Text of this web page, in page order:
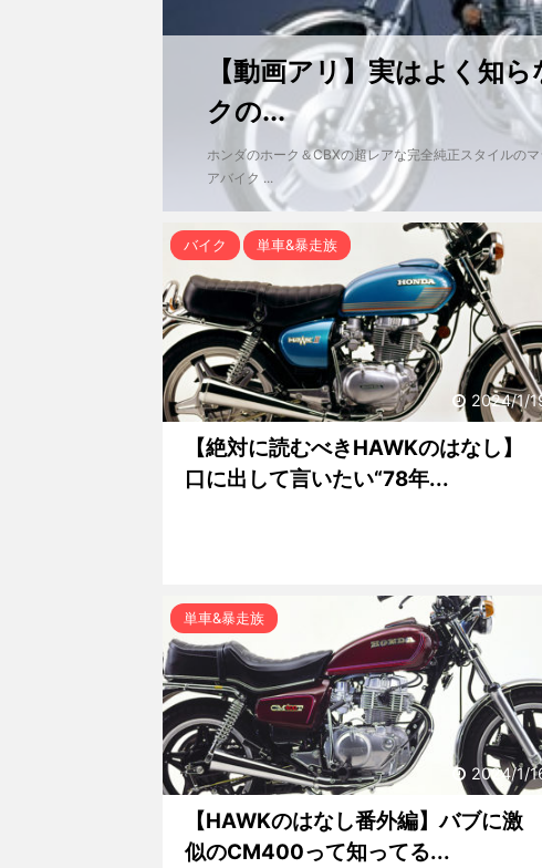
【動画アリ】実はよく知
クの...
ホンダのホーク＆CBXの超レアな完全純正スタイル
アバイク ...
2024/1/
バイク 単車&暴走族
【絶対に読むべきHAWKのはなし】
口に出して言いたい“78年...
2024/1/
単車&暴走族
【HAWKのはなし番外編】バブに激
似のCM400って知ってる...